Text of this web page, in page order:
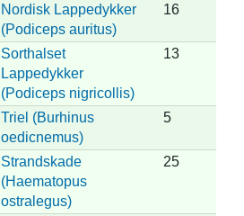
Nordisk Lappedykker
(Podiceps auritus)
16
Sorthalset
Lappedykker
(Podiceps nigricollis)
13
Triel (Burhinus
oedicnemus)
5
Strandskade
(Haematopus
ostralegus)
25